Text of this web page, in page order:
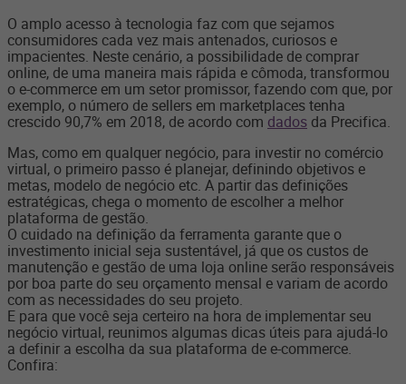
O amplo acesso à tecnologia faz com que sejamos
consumidores cada vez mais antenados, curiosos e
impacientes. Neste cenário, a possibilidade de comprar
online, de uma maneira mais rápida e cômoda, transformou
o e-commerce em um setor promissor, fazendo com que, por
exemplo, o número de sellers em marketplaces tenha
crescido 90,7% em 2018, de acordo com dados da Precifica.
Mas, como em qualquer negócio, para investir no comércio
virtual, o primeiro passo é planejar, definindo objetivos e
metas, modelo de negócio etc. A partir das definições
estratégicas, chega o momento de escolher a melhor
plataforma de gestão.
O cuidado na definição da ferramenta garante que o
investimento inicial seja sustentável, já que os custos de
manutenção e gestão de uma loja online serão responsáveis
por boa parte do seu orçamento mensal e variam de acordo
com as necessidades do seu projeto.
E para que você seja certeiro na hora de implementar seu
negócio virtual, reunimos algumas dicas úteis para ajudá-lo
a definir a escolha da sua plataforma de e-commerce.
Confira: